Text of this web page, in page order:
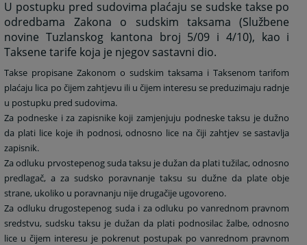
U postupku pred sudovima plaćaju se sudske takse po
odredbama Zakona o sudskim taksama (Službene
novine Tuzlanskog kantona broj 5/09 i 4/10), kao i
Taksene tarife koja je njegov sastavni dio.
Takse propisane Zakonom o sudskim taksama i Taksenom tarifom
plaćaju lica po čijem zahtjevu ili u čijem interesu se preduzimaju radnje
u postupku pred sudovima.
Za podneske i za zapisnike koji zamjenjuju podneske taksu je dužno
da plati lice koje ih podnosi, odnosno lice na čiji zahtjev se sastavlja
zapisnik.
Za odluku prvostepenog suda taksu je dužan da plati tužilac, odnosno
predlagač, a za sudsko poravnanje taksu su dužne da plate obje
strane, ukoliko u poravnanju nije drugačije ugovoreno.
Za odluku drugostepenog suda i za odluku po vanrednom pravnom
sredstvu, sudsku taksu je dužan da plati podnosilac žalbe, odnosno
lice u čijem interesu je pokrenut postupak po vanrednom pravnom